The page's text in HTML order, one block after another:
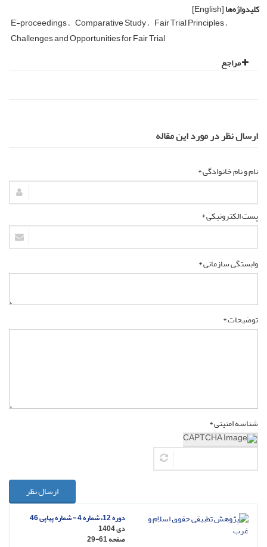
کلیدواژه‌ها[English]
E-proceedings Comparative Study Fair Trial Principles
Challenges and Opportunities for Fair Trial
مراجع
ارسال نظر در مورد این مقاله
نام و نام خانوادگی *
پست الکترونیکی *
وابستگی سازمانی *
توضیحات *
شناسه امنیتی *
ارسال نظر
دوره 12، شماره 4 - شماره پیاپی 46
دی 1404
صفحه29-61